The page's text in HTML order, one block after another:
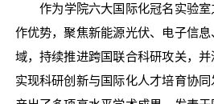
作为学院六大国际化冠名实验
作优势，聚焦新能源光伏、电子信
域，持续推进跨国联合科研攻关，并
实现科研创新与国际化人才培育协